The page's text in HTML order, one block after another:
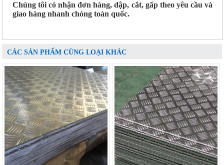
Chúng tôi có nhận đơn hàng, dập, cắt, gấp theo yêu cầu và
giao hàng nhanh chóng toàn quốc.
CÁC SẢN PHẨM CÙNG LOẠI KHÁC